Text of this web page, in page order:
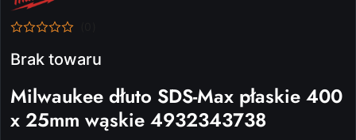
MILWAUKEE
Brak towaru
Milwaukee dłuto SDS-Max płaskie 400
x 25mm wąskie 4932343738